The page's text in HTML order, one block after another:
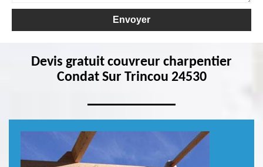
Devis gratuit couvreur charpentier
Condat Sur Trincou 24530